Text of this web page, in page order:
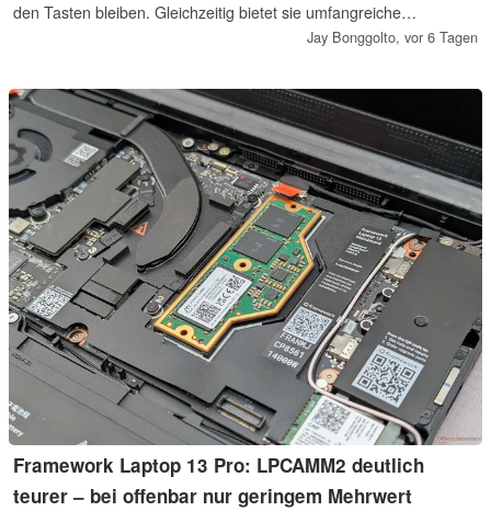
den Tasten bleiben. Gleichzeitig bietet sie umfangreiche
Anpassungsmöglichkeiten, Gestensteuerung und drei
kleine Zielgruppe, könnte aber eine sinnvolle Aufrüstung für alle
sein, die nicht ständig zur klassischen Maus greifen möchten.
Jay Bonggolto, vor 6 Tagen
Framework Laptop 13 Pro: LPCAMM2 deutlich
teurer – bei offenbar nur geringem Mehrwert